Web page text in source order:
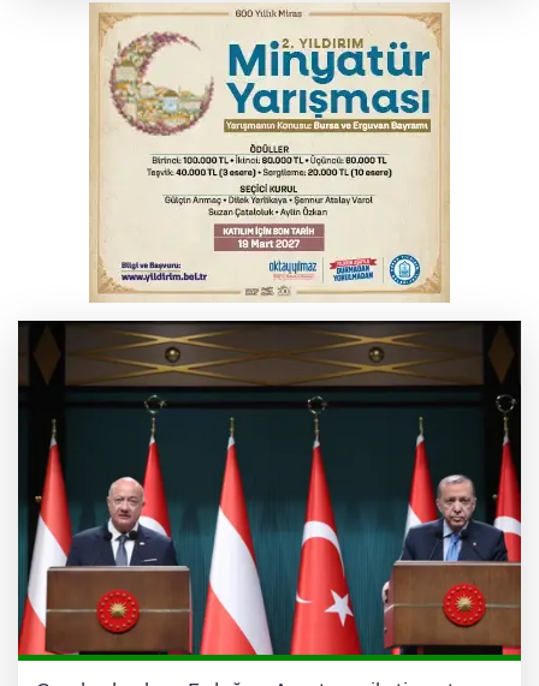
boynumuzun borcu
Bursa'da bisikletiyle çıktığı vadide
mahsur kaldı
YENİ Parti Genel Başkanı Özel: Bu yasaya
'evet' diyeceğiz
Cumhurbaşkanı Erdoğan'ın 32 yıl önceki
konuşması gün yüzüne çıktı